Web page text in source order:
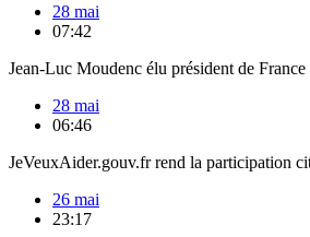
28 mai
07:42
Jean-Luc Moudenc élu président de France
28 mai
06:46
JeVeuxAider.gouv.fr rend la participation
26 mai
23:17